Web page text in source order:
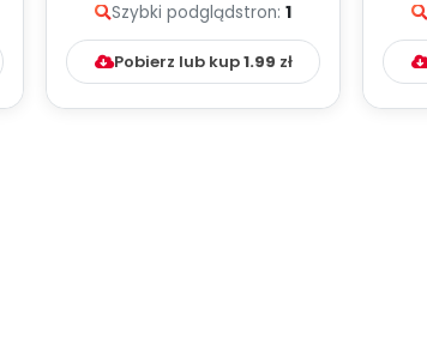
Szybki podglądstron: 1
Pobierz lub kup1.99 zł